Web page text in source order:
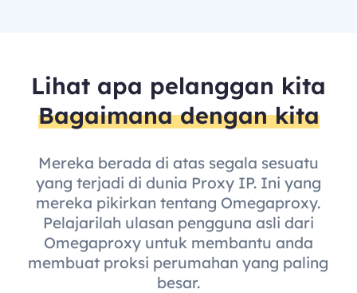
Lihat apa pelanggan kita
Bagaimana dengan kita
Mereka berada di atas segala sesuatu
yang terjadi di dunia Proxy IP. Ini yang
mereka pikirkan tentang Omegaproxy.
Pelajarilah ulasan pengguna asli dari
Omegaproxy untuk membantu anda
membuat proksi perumahan yang paling
besar.